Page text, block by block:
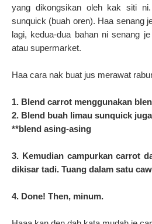
yang dikongsikan oleh kak siti
sunquick (buah oren). Haa senang
lagi, kedua-dua bahan ni senang
atau supermarket.
Haa cara nak buat jus merawat
1. Blend carrot menggunakan
2. Blend buah limau sunquick juga
**blend asing-asing
3. Kemudian campurkan carrot
dikisar tadi. Tuang dalam satu
4. Done! Then, minum.